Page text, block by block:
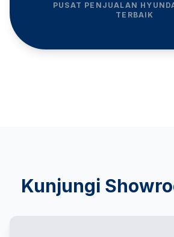
PUSAT PENJUALAN
TERBAIK
Kunjungi